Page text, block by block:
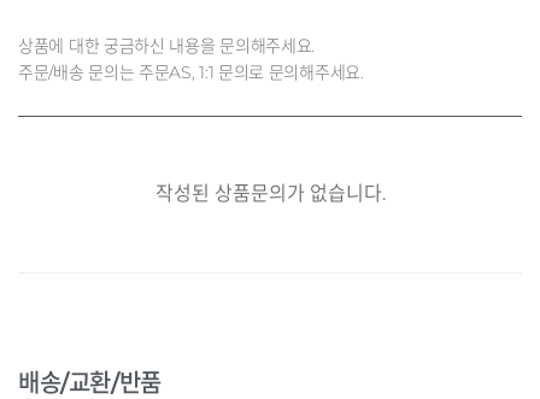
상품에 대한 궁금하신 내용을 문의해주세요.
주문/배송 문의는 주문AS, 1:1 문의로 문의해주세요.
작성된 상품문의가 없습니다.
배송/교환/반품